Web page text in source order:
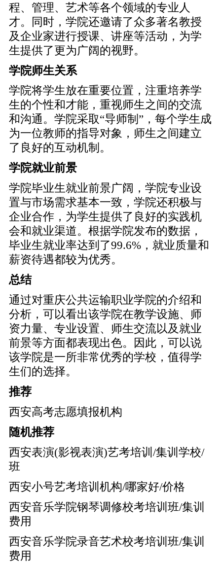
程、管理、艺术等各个领域的专业人
才。同时，学院还邀请了众多著名教授
及企业家进行授课、讲座等活动，为学
生提供了更为广阔的视野。
学院师生关系
学院将学生放在重要位置，注重培养学
生的个性和才能，重视师生之间的交流
和沟通。学院采取“导师制”，每个学生成
为一位教师的指导对象，师生之间建立
了良好的互动机制。
学院就业前景
学院毕业生就业前景广阔，学院专业设
置与市场需求基本一致，学院还积极与
企业合作，为学生提供了良好的实践机
会和就业渠道。根据学院发布的数据，
毕业生就业率达到了99.6%，就业质量和
薪资待遇都较为优秀。
总结
通过对重庆公共运输职业学院的介绍和
分析，可以看出该学院在教学设施、师
资力量、专业设置、师生交流以及就业
前景等方面都表现出色。因此，可以说
该学院是一所非常优秀的学校，值得学
生们的选择。
推荐
西安高考志愿填报机构
随机推荐
西安表演(影视表演)艺考培训/集训学校/
班
西安小号艺考培训机构/哪家好/价格
西安音乐学院钢琴调修校考培训班/集训
费用
西安音乐学院录音艺术校考培训班/集训
费用